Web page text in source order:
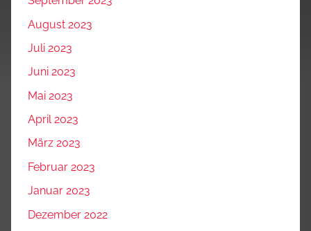
August 2023
Juli 2023
Juni 2023
Mai 2023
April 2023
März 2023
Februar 2023
Januar 2023
Dezember 2022